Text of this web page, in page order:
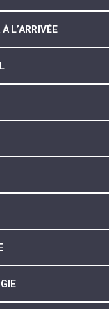
L’ARRIVÉE